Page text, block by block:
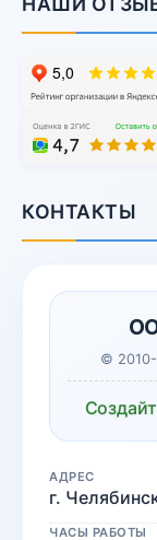
КОНТАКТЫ
© 2010-
АДРЕС
г.
ЧАСЫ РАБОТЫ